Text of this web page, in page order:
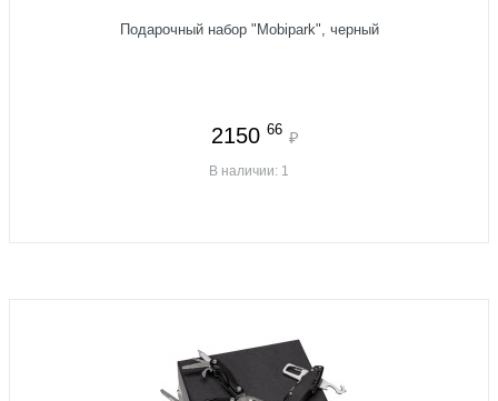
Подарочный набор "Mobipark", черный
2150 66 ₽
В наличии: 1